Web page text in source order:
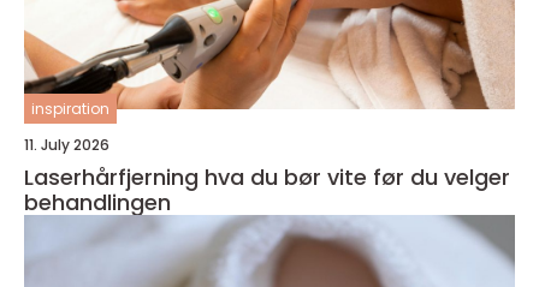
inspiration
11. July 2026
Laserhårfjerning hva du bør vite før du velger
behandlingen